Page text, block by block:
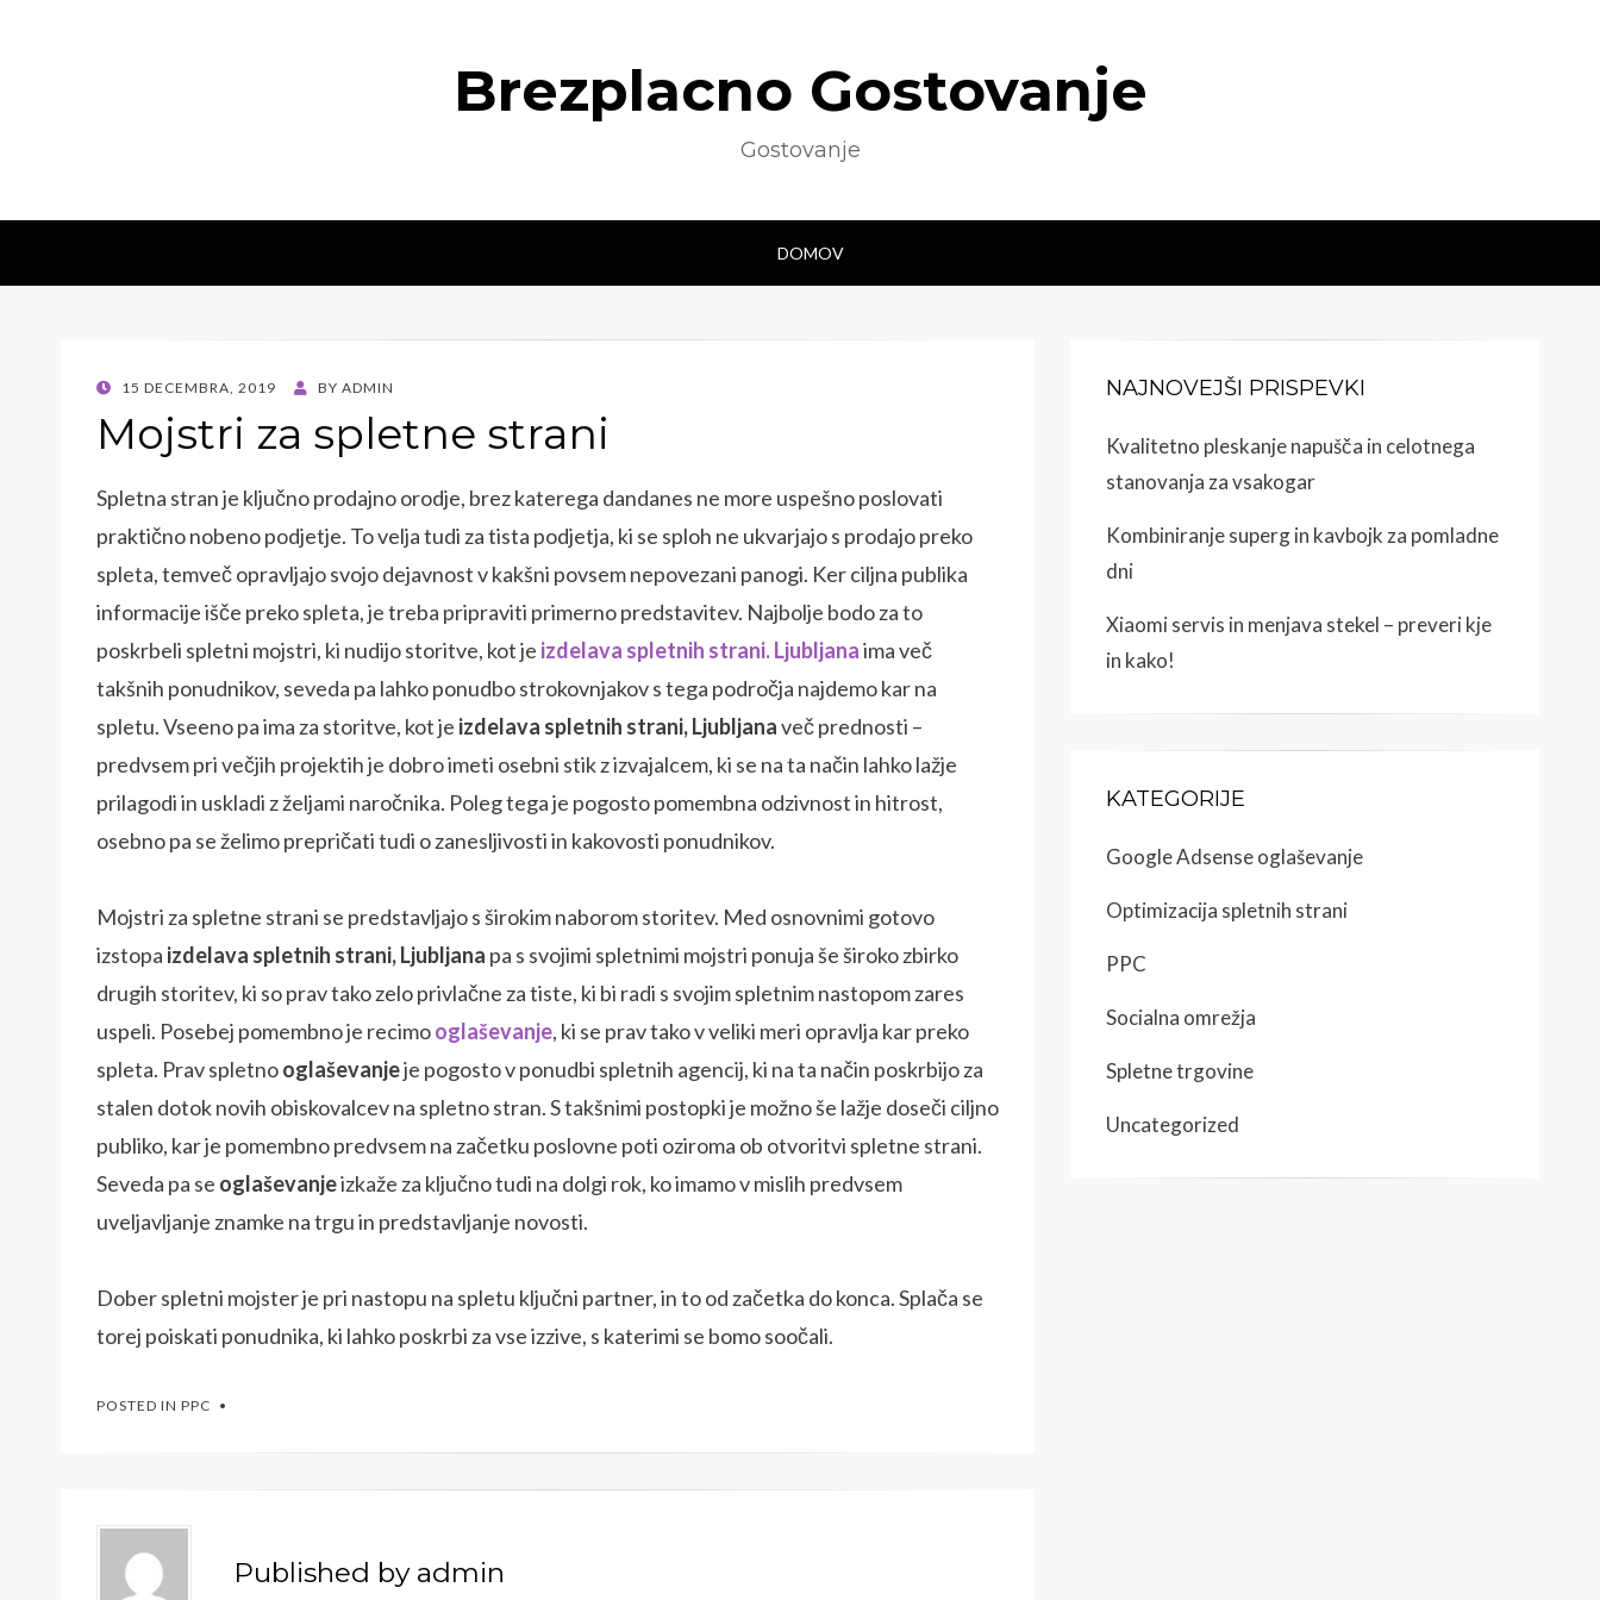
Brezplacno Gostovanje
Gostovanje
DOMOV
POSTED
15 DECEMBRA, 2019 BY ADMIN
Mojstri za spletne strani
Spletna stran je ključno prodajno orodje, brez katerega dandanes ne more uspešno poslovati
praktično nobeno podjetje. To velja tudi za tista podjetja, ki se sploh ne ukvarjajo s prodajo preko
spleta, temveč opravljajo svojo dejavnost v kakšni povsem nepovezani panogi. Ker ciljna publika
informacije išče preko spleta, je treba pripraviti primerno predstavitev. Najbolje bodo za to
poskrbeli spletni mojstri, ki nudijo storitve, kot je izdelava spletnih strani. Ljubljanaima več
takšnih ponudnikov, seveda pa lahko ponudbo strokovnjakov s tega področja najdemo kar na
spletu. Vseeno pa ima za storitve, kot je izdelava spletnih strani, Ljubljanaveč prednosti –
predvsem pri večjih projektih je dobro imeti osebni stik z izvajalcem, ki se na ta način lahko lažje
prilagodi in uskladi z željami naročnika. Poleg tega je pogosto pomembna odzivnost in hitrost,
osebno pa se želimo prepričati tudi o zanesljivosti in kakovosti ponudnikov.
Mojstri za spletne strani se predstavljajo s širokim naborom storitev. Med osnovnimi gotovo
izstopa izdelava spletnih strani, Ljubljana pa s svojimi spletnimi mojstri ponuja še široko zbirko
drugih storitev, ki so prav tako zelo privlačne za tiste, ki bi radi s svojim spletnim nastopom zares
uspeli. Posebej pomembno je recimooglaševanje, ki se prav tako v veliki meri opravlja kar preko
spleta. Prav spletnooglaševanjeje pogosto v ponudbi spletnih agencij, ki na ta način poskrbijo za
stalen dotok novih obiskovalcev na spletno stran. S takšnimi postopki je možno še lažje doseči ciljno
publiko, kar je pomembno predvsem na začetku poslovne poti oziroma ob otvoritvi spletne strani.
Seveda pa se oglaševanjeizkaže za ključno tudi na dolgi rok, ko imamo v mislih predvsem
uveljavljanje znamke na trgu in predstavljanje novosti.
Dober spletni mojster je pri nastopu na spletu ključni partner, in to od začetka do konca. Splača se
torej poiskati ponudnika, ki lahko poskrbi za vse izzive, s katerimi se bomo soočali.
POSTED IN PPC
Published by admin
NAJNOVEJŠI PRISPEVKI
Kvalitetno pleskanje napušča in celotnega
stanovanja za vsakogar
Kombiniranje superg in kavbojk za pomladne
dni
Xiaomi servis in menjava stekel – preveri kje
in kako!
KATEGORIJE
Google Adsense oglaševanje
Optimizacija spletnih strani
PPC
Socialna omrežja
Spletne trgovine
Uncategorized